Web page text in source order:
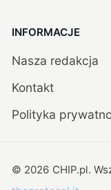
INFORMACJE
Nasza redakcja
Kontakt
Polityka
© 2026 CHIP.pl.